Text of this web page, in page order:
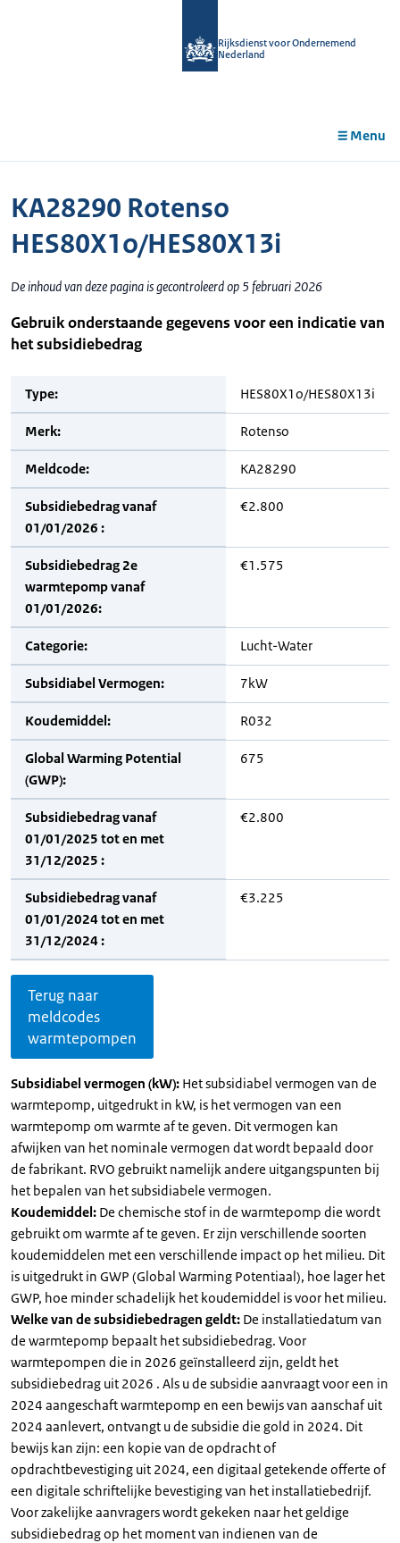
Rijksdienst voor Ondernemend
Nederland
Menu
KA28290 Rotenso
HES80X1o/HES80X13i
De inhoud van deze pagina is gecontroleerd op 5 februari 2026
Gebruik onderstaande gegevens voor een indicatie van
het subsidiebedrag
Type: HES80X1o/HES80X13i
Merk: Rotenso
Meldcode: KA28290
Subsidiebedrag vanaf
01/01/2026 :
€2.800
Subsidiebedrag 2e
warmtepomp vanaf
01/01/2026:
€1.575
Categorie: Lucht-Water
Subsidiabel Vermogen: 7kW
Koudemiddel: R032
Global Warming Potential
(GWP):
675
Subsidiebedrag vanaf
01/01/2025 tot en met
31/12/2025 :
€2.800
Subsidiebedrag vanaf
01/01/2024 tot en met
31/12/2024 :
€3.225
Terug naar
meldcodes
warmtepompen
Subsidiabel vermogen (kW): Het subsidiabel vermogen van de
warmtepomp, uitgedrukt in kW, is het vermogen van een
warmtepomp om warmte af te geven. Dit vermogen kan
afwijken van het nominale vermogen dat wordt bepaald door
de fabrikant. RVO gebruikt namelijk andere uitgangspunten bij
het bepalen van het subsidiabele vermogen.
Koudemiddel: De chemische stof in de warmtepomp die wordt
gebruikt om warmte af te geven. Er zijn verschillende soorten
koudemiddelen met een verschillende impact op het milieu. Dit
is uitgedrukt in GWP (Global Warming Potentiaal), hoe lager het
GWP, hoe minder schadelijk het koudemiddel is voor het milieu.
Welke van de subsidiebedragen geldt: De installatiedatum van
de warmtepomp bepaalt het subsidiebedrag. Voor
warmtepompen die in 2026 geïnstalleerd zijn, geldt het
subsidiebedrag uit 2026 . Als u de subsidie aanvraagt voor een in
2024 aangeschaft warmtepomp en een bewijs van aanschaf uit
2024 aanlevert, ontvangt u de subsidie die gold in 2024. Dit
bewijs kan zijn: een kopie van de opdracht of
opdrachtbevestiging uit 2024, een digitaal getekende offerte of
een digitale schriftelijke bevestiging van het installatiebedrijf.
Voor zakelijke aanvragers wordt gekeken naar het geldige
subsidiebedrag op het moment van indienen van de